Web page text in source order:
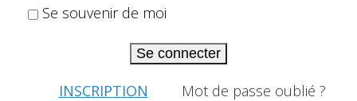
Se souvenir de moi
Se connecter
INSCRIPTION Mot de passe oublié ?